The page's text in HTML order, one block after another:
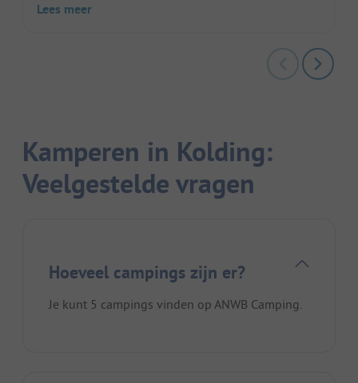
Lees meer
Kamperen in Kolding:
Veelgestelde vragen
Hoeveel campings zijn er?
Je kunt 5 campings vinden op ANWB Camping.